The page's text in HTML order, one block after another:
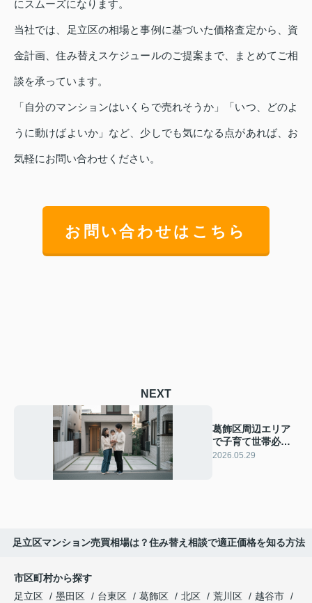
にスムーズになります。
当社では、足立区の相場と事例に基づいた価格査定から、資
金計画、住み替えスケジュールのご提案まで、まとめてご相
談を承っています。
「自分のマンションはいくらで売れそうか」「いつ、どのよ
うに動けばよいか」など、少しでも気になる点があれば、お
気軽にお問い合わせください。
お問い合わせはこちら
NEXT
葛飾区周辺エリア
で子育て世帯必
見！向け住宅購入
2026.05.29
足立区マンション売買相場は？住み替え相談で適正価格を知る方法
市区町村から探す
足立区
墨田区 台東区 葛飾区 北区 荒川区
越谷市